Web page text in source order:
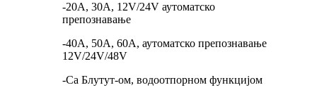
-20A, 30A, 12V/24V аутоматско
препознавање
-40A, 50A, 60A, аутоматско препознавање
12V/24V/48V
-Са Блутут-ом, водоотпорном функцијом